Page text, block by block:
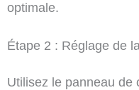
optimale.
Étape 2 : Réglage de
Utilisez le panneau de